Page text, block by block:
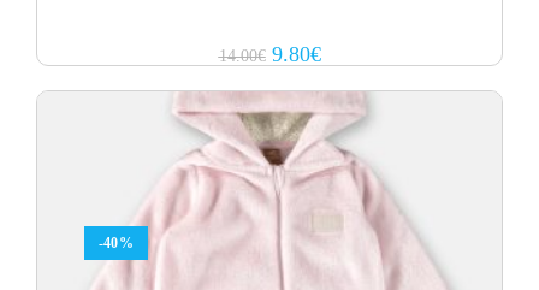
14.00€ Original
price
14.00€.
9.80€Current
price
-40%